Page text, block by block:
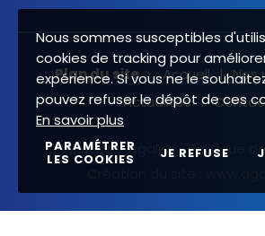
Nous sommes susceptibles
cookies de tracking pour
expérience. Si vous ne le
pouvez refuser le dépôt de ces
En savoir plus
PARAMÉTRER
LES COOKIES JE REFUSE
Plan du site Accueil
Nos
Actualités
Mentions légales
Politique